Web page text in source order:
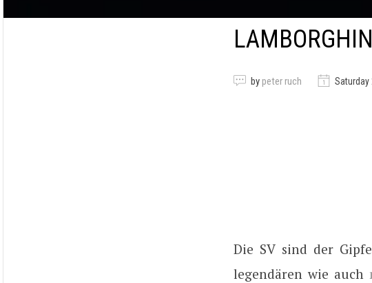
by peter ruch Saturday
Die SV sind der
legendären wie auch